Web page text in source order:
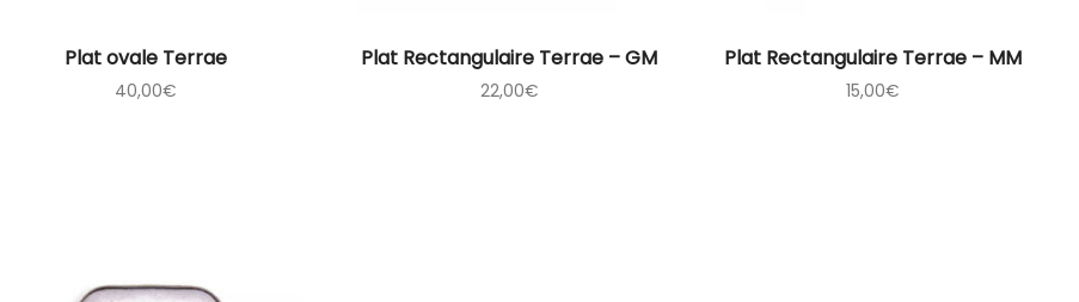
Plat ovale Terrae
40,00€
Plat Rectangulaire Terrae – GM
22,00€
Plat Rectangulaire Terrae – MM
15,00€